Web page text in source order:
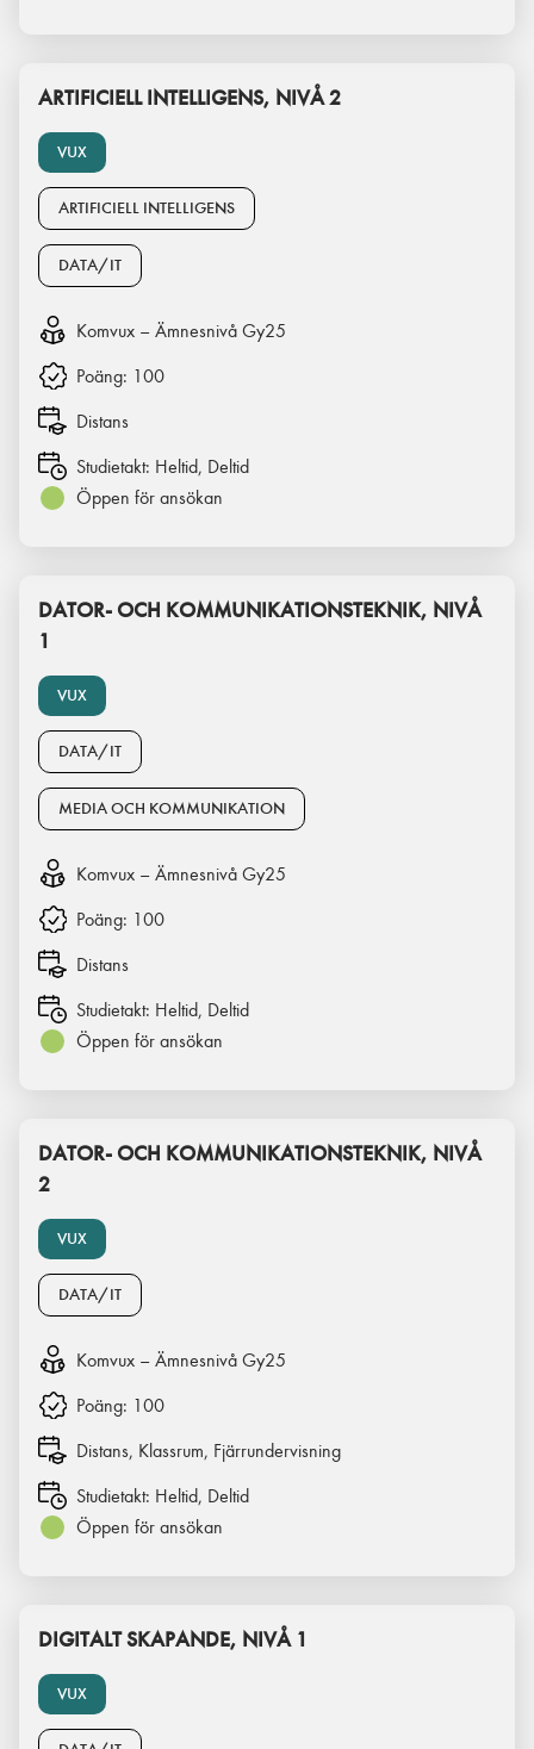
VUX
ARTIFICIELL INTELLIGENS, NIVÅ 2
ARTIFICIELL INTELLIGENS
DATA/IT
Komvux – Ämnesnivå Gy25
Poäng: 100
Distans
Studietakt: Heltid, Deltid
Öppen för ansökan
VUX
DATOR- OCH KOMMUNIKATIONSTEKNIK, NIVÅ
1
DATA/IT
MEDIA OCH KOMMUNIKATION
Komvux – Ämnesnivå Gy25
Poäng: 100
Distans
Studietakt: Heltid, Deltid
Öppen för ansökan
VUX
DATOR- OCH KOMMUNIKATIONSTEKNIK, NIVÅ
2
DATA/IT
Komvux – Ämnesnivå Gy25
Poäng: 100
Distans, Klassrum, Fjärrundervisning
Studietakt: Heltid, Deltid
Öppen för ansökan
VUX
DIGITALT SKAPANDE, NIVÅ 1